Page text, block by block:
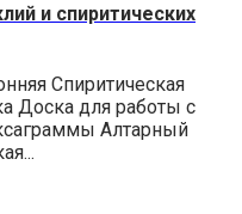
и спиритических
Спиритическая
Доска для работы с
Алтарный